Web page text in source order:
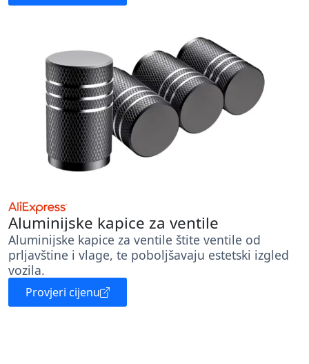
Aluminijske kapice za ventile
Aluminijske kapice za ventile štite ventile od
prljavštine i vlage, te poboljšavaju estetski izgled
vozila.
Provjeri cijenu